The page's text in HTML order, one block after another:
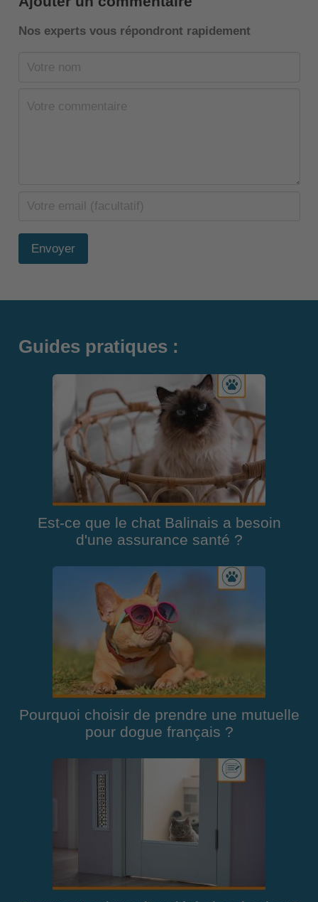
Nos experts vous répondront rapidement
Envoyer
Guides pratiques :
Est-ce que le chat Balinais a besoin
d'une assurance santé ?
Pourquoi choisir de prendre une mutuelle
pour dogue français ?